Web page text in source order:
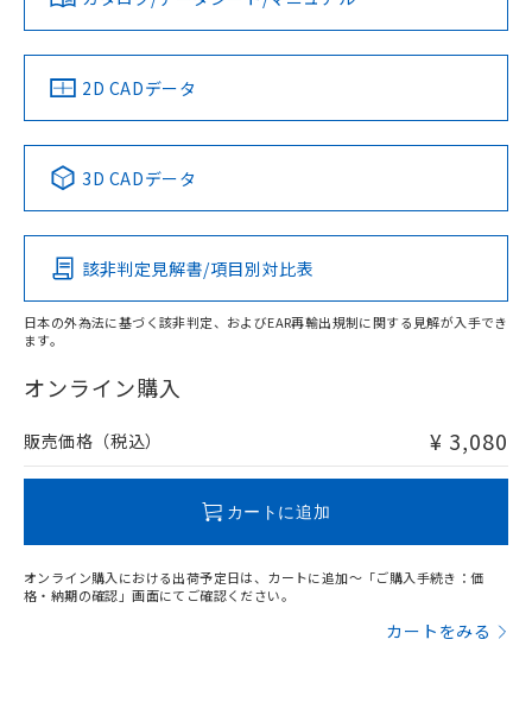
ソフトウェアの使用条件
中国 RoHS 注意事項・凡例
Pb Hg Cd Cr(VI)
O
在庫等で未対応品が混在する可能性があります。
問い合わせください。
2D CADデータ
3D CADデータ
該非判定見解書/項目別対比表
日本の外為法に基づく該非判定、およびEAR再輸出規制に関する見解が入手でき
ます。
オンライン購入
販売価格（税込） ¥ 3,080
カートに追加
オンライン購入における出荷予定日は、カートに追加～「ご購入手続き：価
格・納期の確認」画面にてご確認ください。
カートをみる